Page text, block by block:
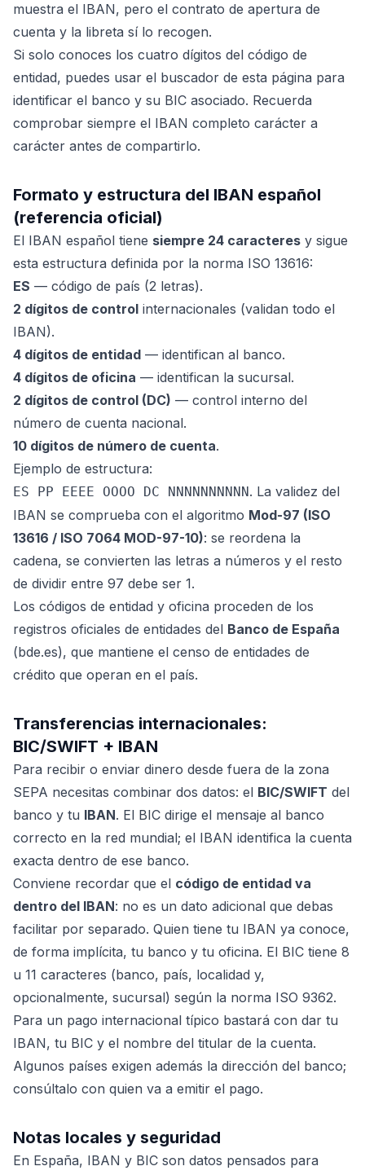
muestra el IBAN, pero el contrato de apertura de
cuenta y la libreta sí lo recogen.
Si solo conoces los cuatro dígitos del código de
entidad, puedes usar el buscador de esta página para
identificar el banco y su BIC asociado. Recuerda
comprobar siempre el IBAN completo carácter a
carácter antes de compartirlo.
Formato y estructura del IBAN español
(referencia oficial)
El IBAN español tiene siempre 24 caracteres y sigue
esta estructura definida por la norma ISO 13616:
ES — código de país (2 letras).
2 dígitos de control internacionales (validan todo el
IBAN).
4 dígitos de entidad — identifican al banco.
4 dígitos de oficina — identifican la sucursal.
2 dígitos de control (DC) — control interno del
número de cuenta nacional.
10 dígitos de número de cuenta.
Ejemplo de estructura:
ES PP EEEE OOOO DC NNNNNNNNNN. La validez del
IBAN se comprueba con el algoritmo Mod-97 (ISO
13616 / ISO 7064 MOD-97-10): se reordena la
cadena, se convierten las letras a números y el resto
de dividir entre 97 debe ser 1.
Los códigos de entidad y oficina proceden de los
registros oficiales de entidades del Banco de España
(bde.es), que mantiene el censo de entidades de
crédito que operan en el país.
Transferencias internacionales:
BIC/SWIFT + IBAN
Para recibir o enviar dinero desde fuera de la zona
SEPA necesitas combinar dos datos: el BIC/SWIFT del
banco y tu IBAN. El BIC dirige el mensaje al banco
correcto en la red mundial; el IBAN identifica la cuenta
exacta dentro de ese banco.
Conviene recordar que el código de entidad va
dentro del IBAN: no es un dato adicional que debas
facilitar por separado. Quien tiene tu IBAN ya conoce,
de forma implícita, tu banco y tu oficina. El BIC tiene 8
u 11 caracteres (banco, país, localidad y,
opcionalmente, sucursal) según la norma ISO 9362.
Para un pago internacional típico bastará con dar tu
IBAN, tu BIC y el nombre del titular de la cuenta.
Algunos países exigen además la dirección del banco;
consúltalo con quien va a emitir el pago.
Notas locales y seguridad
En España, IBAN y BIC son datos pensados para